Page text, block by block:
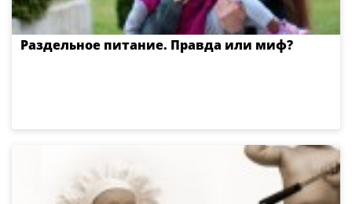
Раздельное питание. Правда или миф?